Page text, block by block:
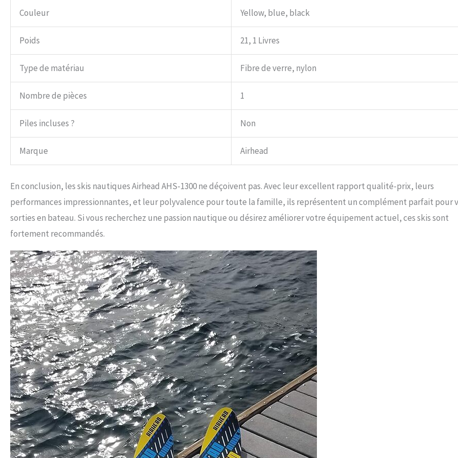
Couleur Yellow, blue, black
Poids 21, 1 Livres
Type de matériau Fibre de verre, nylon
Nombre de pièces 1
Piles incluses ? Non
Marque Airhead
En conclusion, les skis nautiques Airhead AHS-1300 ne déçoivent pas. Avec leur excellent rapport qualité-prix, leurs
performances impressionnantes, et leur polyvalence pour toute la famille, ils représentent un complément parfait pour
sorties en bateau. Si vous recherchez une passion nautique ou désirez améliorer votre équipement actuel, ces skis sont
fortement recommandés.